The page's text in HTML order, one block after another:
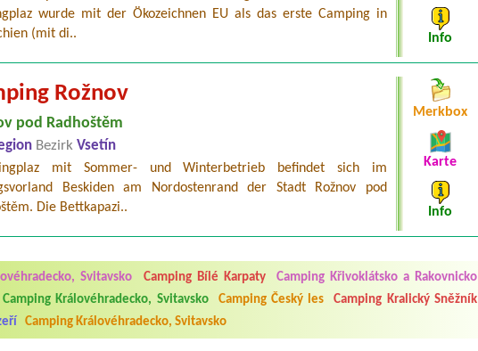
wurde mit der Ökozeichnen EU als das erste Camping in
(mit di..
Info
Rožnov
pod Radhoštěm
Bezirk Vsetín
mit Sommer- und Winterbetrieb befindet sich im
Beskiden am Nordostenrand der Stadt Rožnov pod
Die Bettkapazi..
Merkbox
Karte
Info
Svitavsko Camping Bílé Karpaty
Camping Křivoklátsko a Rakovnicko
Camping Královéhradecko, Svitavsko Camping Český les
Camping Kralický Sněžník
Camping Královéhradecko, Svitavsko
samozřejmost. V kempu je obchod a restaurace, kebab a další občerstvení. Co nás ale
u stanů a absolutní bezohlednost ostatních ubytovaných. Přes den jsem si připadala
hudba.Kemp pěkný, ale takový rámus jsme ještě nezažili...
prázdnin. Přijeli jsme karavanem. Klid pohoda socialky nové krásné čisté,koupání